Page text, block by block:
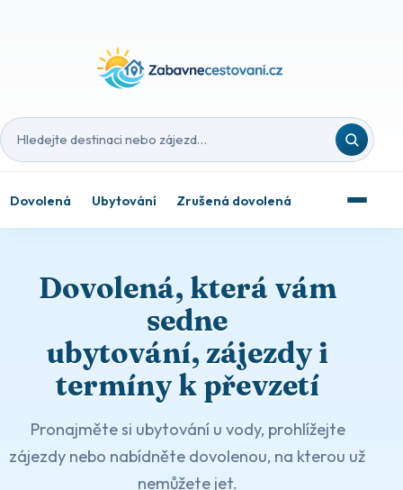
Hledat destinaci nebo zájezd
Dovolená Ubytování Zrušená dovolená
Dovolená, která vám
sedne
ubytování, zájezdy i
termíny k převzetí
Pronajměte si ubytování u vody, prohlížejte
zájezdy nebo nabídněte dovolenou, na kterou už
nemůžete jet.